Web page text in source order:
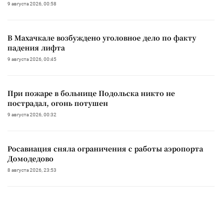
9 августа 2026, 00:58
В Махачкале возбуждено уголовное дело по факту
падения лифта
9 августа 2026, 00:45
При пожаре в больнице Подольска никто не
пострадал, огонь потушен
9 августа 2026, 00:32
Росавиация сняла ограничения с работы аэропорта
Домодедово
8 августа 2026, 23:53